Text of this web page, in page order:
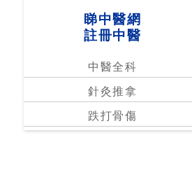
睇中醫網
註冊中醫
中醫全科
針灸推拿
跌打骨傷